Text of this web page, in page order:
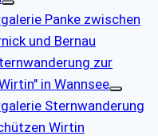
Panke zwischen
und Bernau
zur
in Wannsee
Sternwanderung
Wirtin